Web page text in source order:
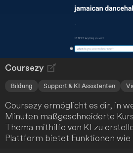
Coursezy
Bildung Support & KI Assistenten
Coursezy ermöglicht es dir, in
Minuten maßgeschneiderte
Thema mithilfe von KI zu
Plattform bietet Funktionen wie